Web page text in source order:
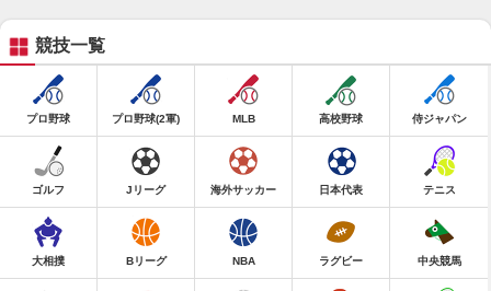
競技一覧
プロ野球 プロ野球(2軍) MLB 高校野球 侍ジャパン
ゴルフ Jリーグ 海外サッカー 日本代表 テニス
大相撲 Bリーグ NBA ラグビー 中央競馬